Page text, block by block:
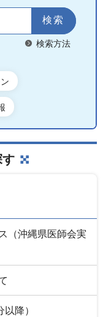
検索方法
す
（沖縄県医師会実
降）